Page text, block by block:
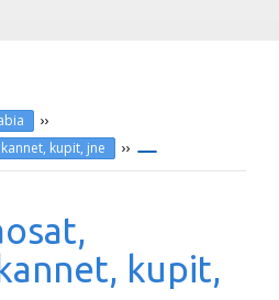
››
kupit, jne ››
kupit,